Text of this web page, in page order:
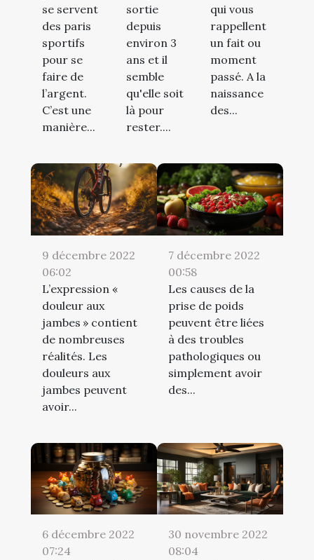
se servent
des paris
sportifs
pour se
faire de
l’argent.
C’est une
manière...
sortie
depuis
environ 3
ans et il
semble
qu'elle soit
là pour
rester....
qui vous
rappellent
un fait ou
moment
passé. A la
naissance
des...
9 décembre 2022
06:02
L’expression «
douleur aux
jambes » contient
de nombreuses
réalités. Les
douleurs aux
jambes peuvent
avoir...
7 décembre 2022
00:58
Les causes de la
prise de poids
peuvent être liées
à des troubles
pathologiques ou
simplement avoir
des...
6 décembre 2022
07:24
30 novembre 2022
08:04